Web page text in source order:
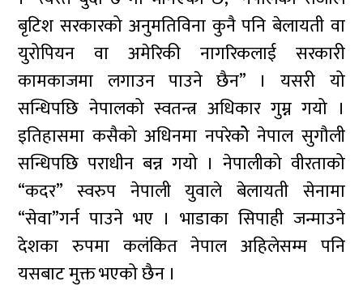
बृटिश सरकारको अनुमतिविना कुनै पनि बेलायती वा
युरोपियन वा अमेरिकी नागरिकलाई सरकारी
कामकाजमा लगाउन पाउने छैन” । यसरी यो
सन्धिपछि नेपालको स्वतन्त्र अधिकार गुम्न गयो ।
इतिहासमा कसैको अधिनमा नपरेकोे नेपाल सुगौली
सन्धिपछि पराधीन बन्न गयो । नेपालीको वीरताको
“कदर” स्वरुप नेपाली युवाले बेलायती सेनामा
“सेवा”गर्न पाउने भए । भाडाका सिपाही जन्माउने
देशका रुपमा कलंकित नेपाल अहिलेसम्म पनि
यसबाट मुक्त भएको छैन ।